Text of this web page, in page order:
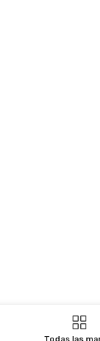
Todas las